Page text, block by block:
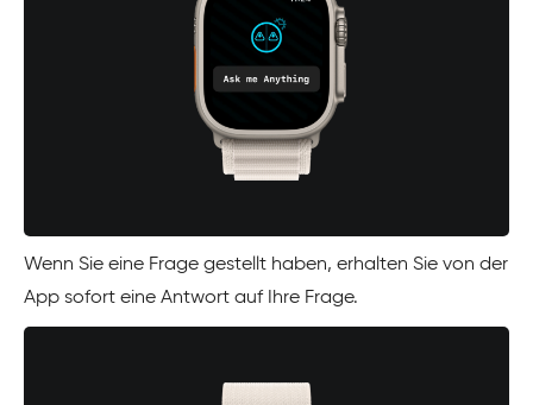
Wenn Sie eine Frage gestellt haben, erhalten Sie von der
App sofort eine Antwort auf Ihre Frage.